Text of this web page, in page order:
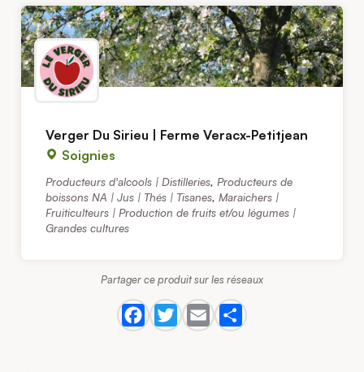
Verger Du Sirieu | Ferme Veracx-Petitjean
Soignies
Producteurs d'alcools | Distilleries, Producteurs de
boissons NA | Jus | Thés | Tisanes, Maraichers |
Fruiticulteurs | Production de fruits et/ou légumes |
Grandes cultures
Partager ce produit sur les réseaux